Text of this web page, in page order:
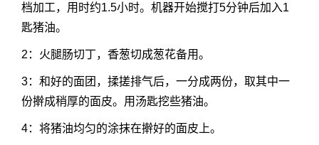
档加工，用时约1.5小时。机器开始搅打5分钟后加入1
匙猪油。
2：火腿肠切丁，香葱切成葱花备用。
3：和好的面团，揉搓排气后，一分成两份，取其中一
份擀成稍厚的面皮。用汤匙挖些猪油。
4：将猪油均匀的涂抹在擀好的面皮上。